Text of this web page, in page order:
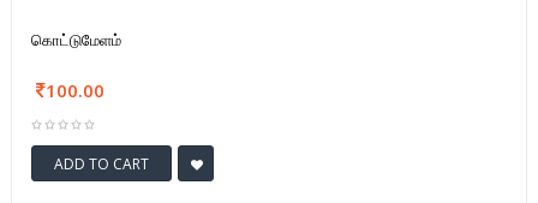
கொட்டுமேளம்
100.00
ADD TO CART